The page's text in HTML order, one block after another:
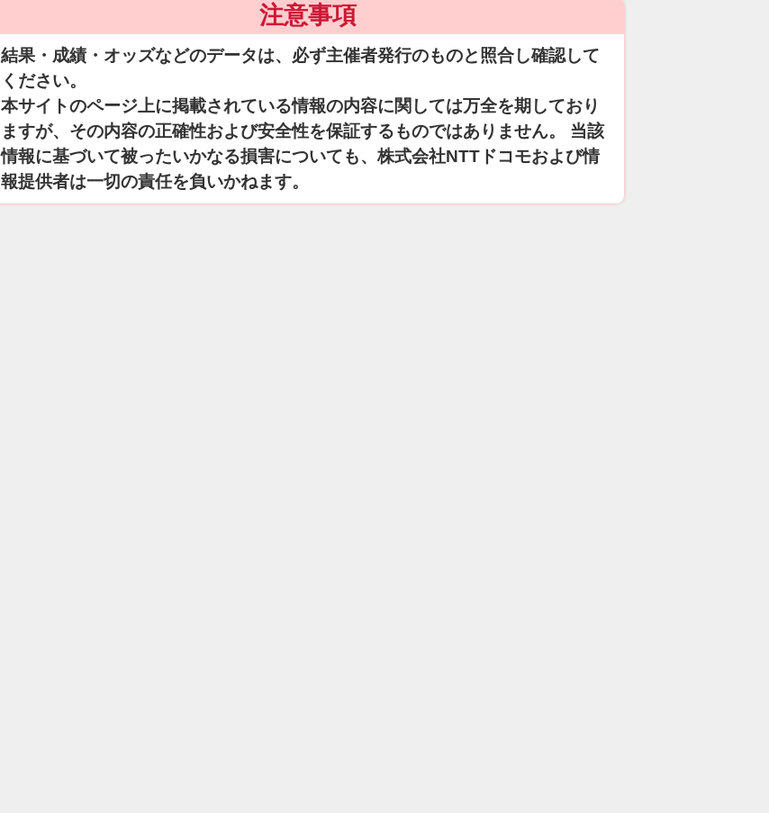
注意事項
結果・成績・オッズなどのデータは、必ず主催者発行のものと照合し確認して
ください。
本サイトのページ上に掲載されている情報の内容に関しては万全を期しており
ますが、その内容の正確性および安全性を保証するものではありません。 当該
情報に基づいて被ったいかなる損害についても、株式会社NTTドコモおよび情
報提供者は一切の責任を負いかねます。